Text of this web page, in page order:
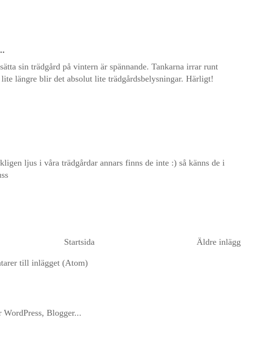
sin trädgård på vintern är spännande. Tankarna irrar runt
längre blir det absolut lite trädgårdsbelysningar. Härligt!
ljus i våra trädgårdar annars finns de inte :) så känns de i
Äldre inlägg
Startsida
till inlägget (Atom)